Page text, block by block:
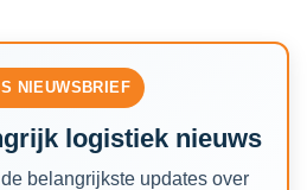
NIEUWSBRIEF
logistiek nieuws
belangrijkste updates over